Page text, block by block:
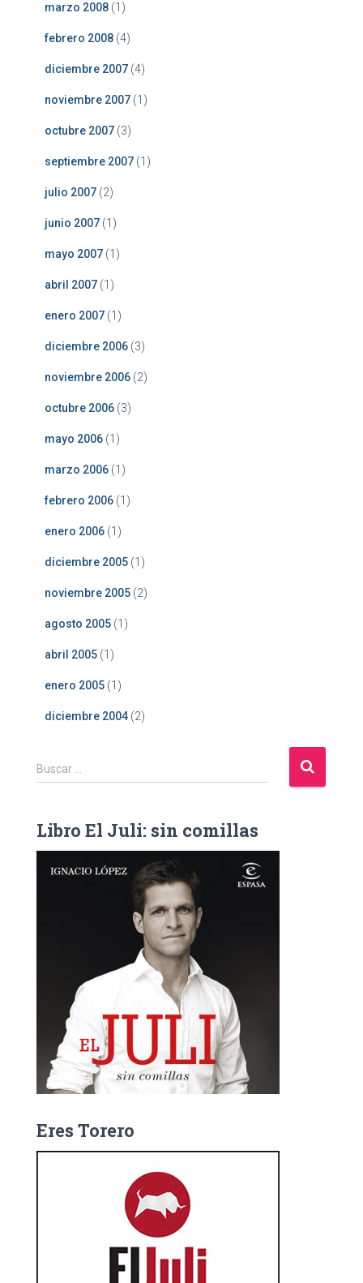
marzo 2008 (1)
febrero 2008 (4)
diciembre 2007 (4)
noviembre 2007 (1)
octubre 2007 (3)
septiembre 2007 (1)
julio 2007 (2)
junio 2007 (1)
mayo 2007 (1)
abril 2007 (1)
enero 2007 (1)
diciembre 2006 (3)
noviembre 2006 (2)
octubre 2006 (3)
mayo 2006 (1)
marzo 2006 (1)
febrero 2006 (1)
enero 2006 (1)
diciembre 2005 (1)
noviembre 2005 (2)
agosto 2005 (1)
abril 2005 (1)
enero 2005 (1)
diciembre 2004 (2)
B
u
c
Buscar …
Libro El Juli: sin comillas
Eres Torero